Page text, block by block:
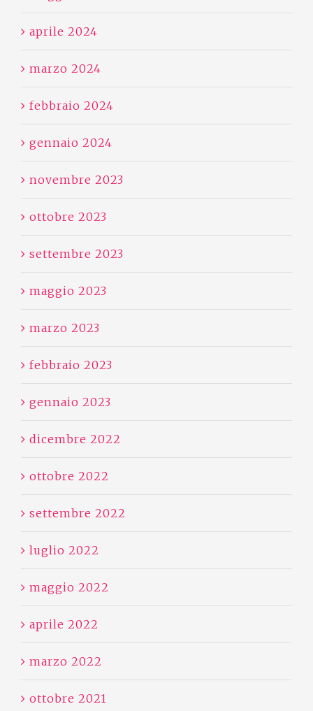
aprile 2024
marzo 2024
febbraio 2024
gennaio 2024
novembre 2023
ottobre 2023
settembre 2023
maggio 2023
marzo 2023
febbraio 2023
gennaio 2023
dicembre 2022
ottobre 2022
settembre 2022
luglio 2022
maggio 2022
aprile 2022
marzo 2022
ottobre 2021